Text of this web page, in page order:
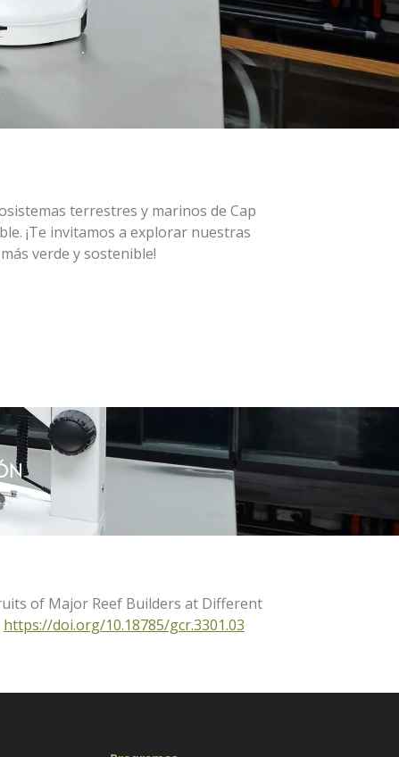
terrestres y marinos de Cap
¡Te invitamos a explorar nuestras
verde y sostenible!
of Major Reef Builders at Different
https://doi.org/10.18785/gcr.3301.03